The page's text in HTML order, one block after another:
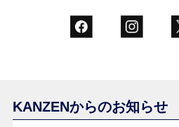
KANZENからのお知らせ